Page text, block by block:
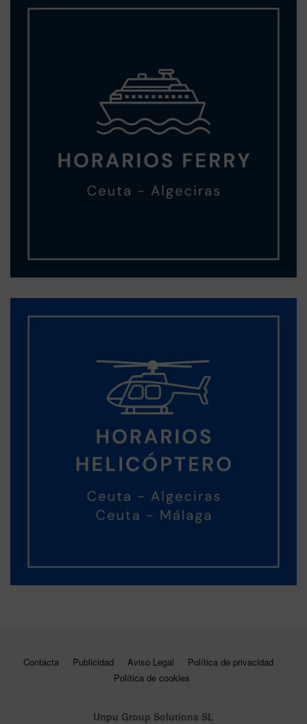
Contacta Publicidad Aviso Legal
Política de privacidad
Política de cookies
Unpu Group Solutions SL